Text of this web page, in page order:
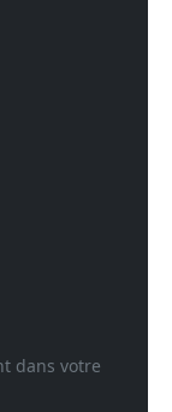
dans votre